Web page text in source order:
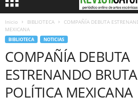
Inicio BIBLIOTECA
COMPAÑÍA DEBUTA
MEXICANA
BIBLIOTECA NOTICIAS
COMPAÑÍA DEBUTA
ESTRENANDO
POLÍTICA MEXICANA